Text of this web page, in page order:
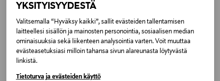
YKSITYISYYDESTÄ
Valitsemalla “Hyväksy kaikki”, sallit evästeiden tallentamisen
laitteellesi sisällön ja mainosten personointia, sosiaalisen median
ominaisuuksia sekä liikenteen analysointia varten. Voit muuttaa
evästeasetuksiasi milloin tahansa sivun alareunasta löytyvästä
linkistä.
Tietoturva ja evästeiden käyttö
Hoito-ohjeet
Puhdista pinta kevyesti kostealla liinalla. Vältä
hankausaineita ja liuotinta.
Väri
P96 PINK TEA